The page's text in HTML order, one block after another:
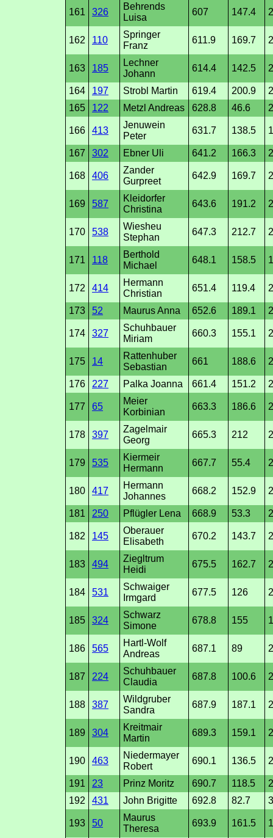
161 326
Behrends
Luisa
607 147.4
162 110
Springer
Franz
611.9 169.7
163 185
Lechner
Johann
614.4 142.5
164 197 Strobl Martin 619.4 200.9
165
122 Metzl Andreas 628.8 46.6
166 413
Jenuwein
Peter
631.7 138.5
167 302 Ebner Uli 641.2 166.3
168 406
Zander
Gurpreet
642.9 169.7
169 587
Kleidorfer
Christina
643.6 191.2
170 538
Wiesheu
Stephan
647.3 212.7
171 118
Berthold
Michael
648.1 158.5
172 414
Hermann
Christian
651.4 119.4
173 52 Maurus Anna 652.6 189.1
174 327
Schuhbauer
Miriam
660.3 155.1
175 14
Rattenhuber
Sebastian
661 188.6
176 227 Palka Joanna 661.4 151.2
177 65
Meier
Korbinian
663.3 186.6
178 397
Zagelmair
Georg
665.3 212
179 535
Kiermeir
Hermann
667.7 55.4
180 417
Hermann
Johannes
668.2 152.9
181 250 Pflügler Lena 668.9 53.3
182 145
Oberauer
Elisabeth
670.2 143.7
183 494
Ziegltrum
Heidi
675.5 162.7
184 531
Schwaiger
Irmgard
677.5 126
185 324
Schwarz
Simone
678.8 155
186 565
Hartl-Wolf
Andreas
687.1 89
187 224
Schuhbauer
Claudia
687.8 100.6
188 387
Wildgruber
Sandra
687.9 187.1
189 304
Kreitmair
Martin
689.3 159.1
190 463
Niedermayer
Robert
690.1 136.5
191 23 Prinz Moritz 690.7 118.5
192
431 John Brigitte 692.8 82.7
193 50
Maurus
Theresa
693.9 161.5